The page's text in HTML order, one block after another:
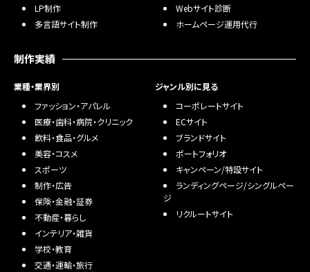
LP制作
多言語サイト制作
Webサイト診断
ホームページ運用代行
制作実績
業種・業界別
ファッション・アパレル
医療・歯科・病院・クリニック
飲料・食品・グルメ
美容・コスメ
スポーツ
制作・広告
保険・金融・証券
不動産・暮らし
インテリア・雑貨
学校・教育
交通・運輸・旅行
ジャンル別に見る
コーポレートサイト
ECサイト
ブランドサイト
ポートフォリオ
キャンペーン/特設サイト
ランディングページ/シングルペー
ジ
リクルートサイト